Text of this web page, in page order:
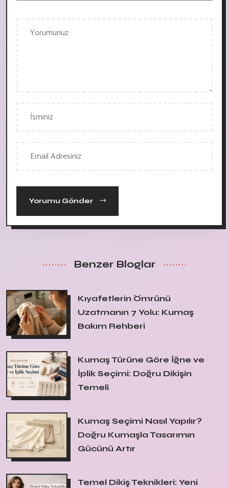
Yorumu Gönder
Benzer Bloglar
Kıyafetlerin Ömrünü
Uzatmanın 7 Yolu: Kumaş
Bakım Rehberi
Kumaş Türüne Göre İğne ve
İplik Seçimi: Doğru Dikişin
Temeli
Kumaş Seçimi Nasıl Yapılır?
Doğru Kumaşla Tasarımın
Gücünü Artır
Temel Dikiş Teknikleri: Yeni